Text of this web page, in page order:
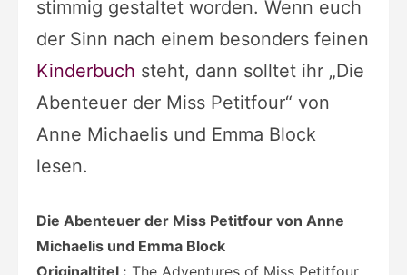
stimmig gestaltet worden. Wenn euch
der Sinn nach einem besonders feinen
Kinderbuch steht, dann solltet ihr „Die
Abenteuer der Miss Petitfour“ von
Anne Michaelis und Emma Block
lesen.
Die Abenteuer der Miss Petitfour von Anne
Michaelis und Emma Block
Originaltitel : The Adventures of Miss Petitfour